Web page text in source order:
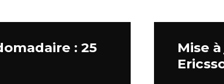
: 25
Mise